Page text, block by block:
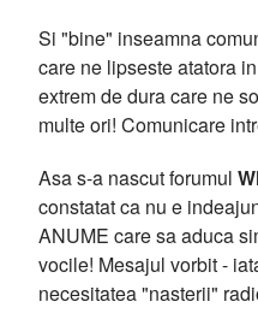
Si "bine" inseamna
care ne lipseste atatora
extrem de dura care ne
multe ori! Comunicare
Asa s-a nascut forumul
constatat ca nu e
ANUME care sa aduca
vocile! Mesajul vorbit -
necesitatea "nasterii"